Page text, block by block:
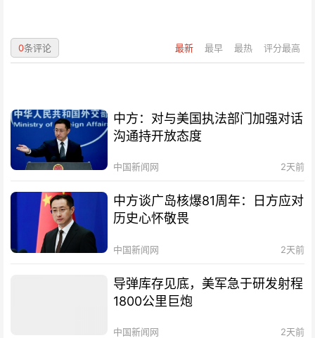
最新 最早 最热 评分最高
0条评论
中方：对与美国执法部门加强对话
沟通持开放态度
中国新闻网 2天前
中方谈广岛核爆81周年：日方应对
历史心怀敬畏
中国新闻网 2天前
导弹库存见底，美军急于研发射程
1800公里巨炮
中国新闻网 2天前